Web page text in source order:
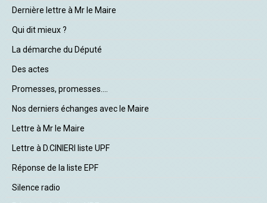
Dernière lettre à Mr le Maire
Qui dit mieux ?
La démarche du Député
Des actes
Promesses, promesses....
Nos derniers échanges avec le Maire
Lettre à Mr le Maire
Lettre à D.CINIERI liste UPF
Réponse de la liste EPF
Silence radio